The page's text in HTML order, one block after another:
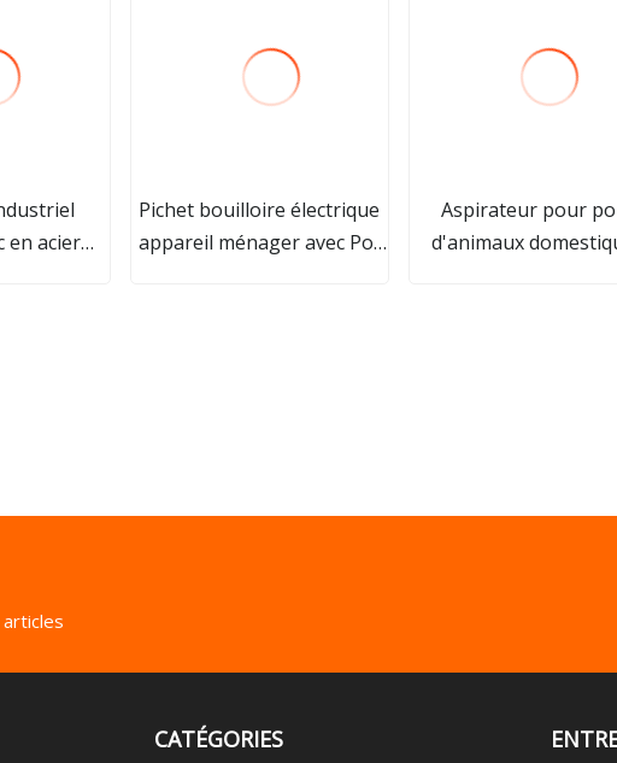
en acier
Pichet bouilloire électrique
appareil ménager avec Pot
Aspirateur pour
d'animaux
CATÉGORIES